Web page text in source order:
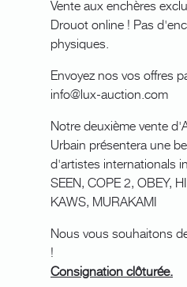
Vente aux enchères
Drouot online ! Pas
physiques.
Envoyez nos vos offres
info@lux-auction.com
Notre deuxième vente
Urbain présentera une
d'artistes internationals
SEEN, COPE 2, OBEY,
KAWS, MURAKAMI
Nous vous souhaitons
!
Consignation clôturée.